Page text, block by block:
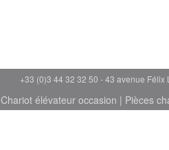
+33 (0)3 44 32 32 50 - 43 avenue Félix
Chariot élévateur occasion | Pièces